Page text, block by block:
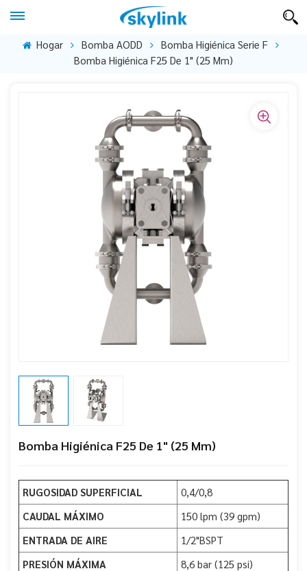
Hogar Bomba AODD
Bomba Higiénica Serie F
Bomba Higiénica F25 De 1" (25 Mm)
Bomba Higiénica F25 De 1" (25 Mm)
RUGOSIDAD SUPERFICIAL
0,4/0,8
CAUDAL MÁXIMO
150 lpm (39 gpm)
ENTRADA DE AIRE
1/2"BSPT
PRESIÓN MÁXIMA
8,6 bar (125 psi)